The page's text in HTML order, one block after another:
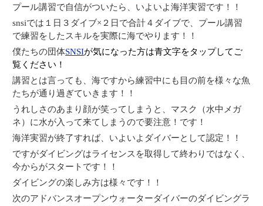
プール講習で自信がついたら、いよいよ海洋実習です！！
snsiでは１日３ダイブ×２日で合計４ダイブで、プール講習
で練習をしたスキルを実際に海でやります！！
僕たちの団体SNSIが気になった方は青文字をタップしてご
覧ください！
講習とは言っても、海ですから練習中にも目の前を様々な魚
たちが通り過ぎていきます！！
うれしさのあまり顔が笑ってしまうと、マスク（水中メガ
ネ）に水が入って来てしまうので要注意！です！
海洋実習が終了すれば、いよいよダイバーとして認定！！
ですがダイビングはライセンスを取得して終わりではなく、
今からがスタートです！！
ダイビングの楽しみ方は様々です！！
次のアドバンスオープンウォーターダイバーのダイビングラ